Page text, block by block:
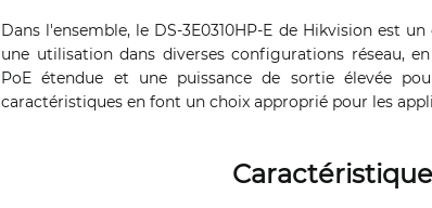
Dans l'ensemble, le DS-3E0310HP-E de Hikvision est
une utilisation dans diverses configurations réseau,
PoE étendue et une puissance de sortie élevée
caractéristiques en font un choix approprié pour les